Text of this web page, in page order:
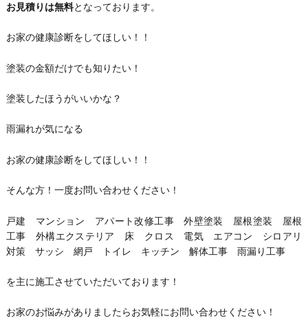
お見積りは無料となっております。
お家の健康診断をしてほしい！！
塗装の金額だけでも知りたい！
塗装したほうがいいかな？
雨漏れが気になる
お家の健康診断をしてほしい！！
そんな方！一度お問い合わせください！
戸建 マンション アパート改修工事 外壁塗装 屋根塗装 屋根
工事 外構エクステリア 床 クロス 電気 エアコン シロアリ
対策 サッシ 網戸 トイレ キッチン 解体工事 雨漏り工事
を主に施工させていただいております！
お家のお悩みがありましたらお気軽にお問い合わせください！